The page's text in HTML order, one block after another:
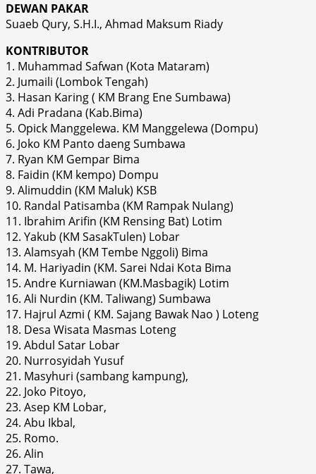
DEWAN PAKAR
Suaeb Qury, S.H.I., Ahmad Maksum Riady
KONTRIBUTOR
1. Muhammad Safwan (Kota Mataram)
2. Jumaili (Lombok Tengah)
3. Hasan Karing ( KM Brang Ene Sumbawa)
4. Adi Pradana (Kab.Bima)
5. Opick Manggelewa. KM Manggelewa (Dompu)
6. Joko KM Panto daeng Sumbawa
7. Ryan KM Gempar Bima
8. Faidin (KM kempo) Dompu
9. Alimuddin (KM Maluk) KSB
10. Randal Patisamba (KM Rampak Nulang)
11. Ibrahim Arifin (KM Rensing Bat) Lotim
12. Yakub (KM SasakTulen) Lobar
13. Alamsyah (KM Tembe Nggoli) Bima
14. M. Hariyadin (KM. Sarei Ndai Kota Bima
15. Andre Kurniawan (KM.Masbagik) Lotim
16. Ali Nurdin (KM. Taliwang) Sumbawa
17. Hajrul Azmi ( KM. Sajang Bawak Nao ) Loteng
18. Desa Wisata Masmas Loteng
19. Abdul Satar Lobar
20. Nurrosyidah Yusuf
21. Masyhuri (sambang kampung),
22. Joko Pitoyo,
23. Asep KM Lobar,
24. Abu Ikbal,
25. Romo.
26. Alin
27. Tawa,